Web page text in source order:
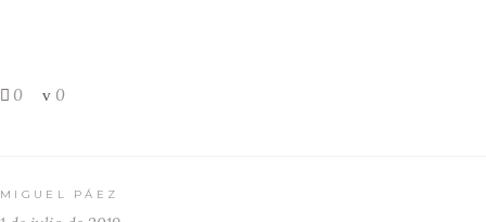
0 0
MIGUEL PÁEZ